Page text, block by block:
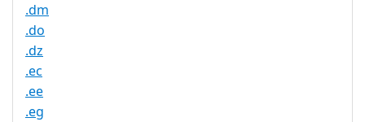
.dm
.do
.dz
.ec
.ee
.eg